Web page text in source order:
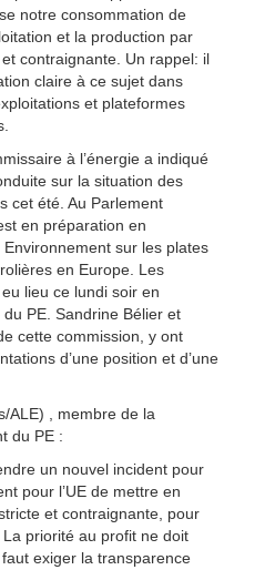
notre consommation de
et la production par
contraignante. Un rappel: il
claire à ce sujet dans
et plateformes
à l’énergie a indiqué
sur la situation des
cet été. Au Parlement
en préparation en
sur les plates
en Europe. Les
lieu ce lundi soir en
PE. Sandrine Bélier et
cette commission, y ont
d’une position et d’une
ALE) , membre de la
du PE :
un nouvel incident pour
pour l’UE de mettre en
et contraignante, pour
priorité au profit ne doit
exiger la transparence